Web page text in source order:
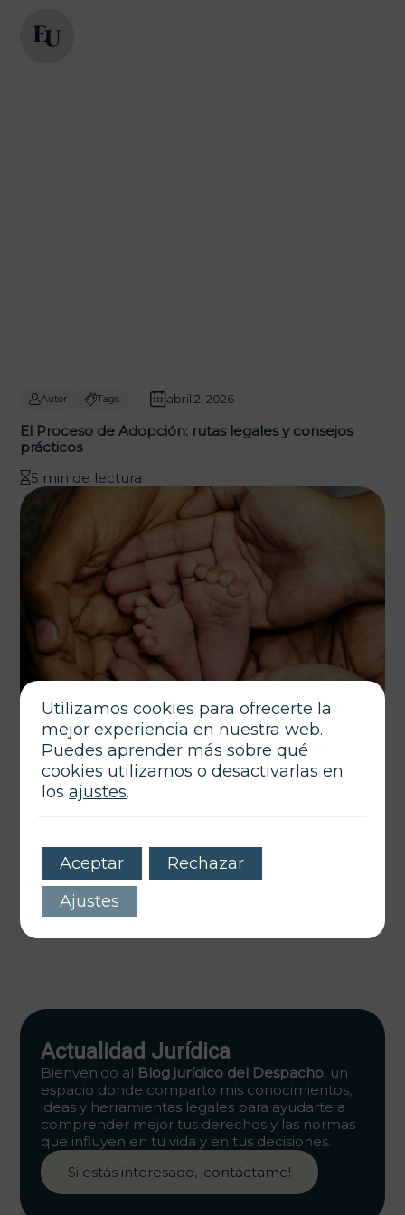
Autor Tags abril 2, 2026
El Proceso de Adopción: rutas legales y consejos
prácticos
5 min de lectura
Autor Tags
valora el juez
6 min de lectura
Actualidad Jurídica
Bienvenido al Blog jurídico del Despacho, un
espacio donde comparto mis conocimientos,
ideas y herramientas legales para ayudarte a
comprender mejor tus derechos y las normas
que influyen en tu vida y en tus decisiones.
Si estás interesado, ¡contáctame!
Utilizamos cookies para ofrecerte la
mejor experiencia en nuestra web.
Puedes aprender más sobre qué
cookies utilizamos o desactivarlas en
losajustes.
Aceptar
Rechazar
Ajustes